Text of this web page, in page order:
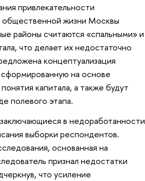
привлекательности
общественной жизни Москвы
районы считаются «спальными» и
что делает их недостаточно
концептуализация
на основе
капитала, а также будут
полевого этапа.
в недоработанности
выборки респондентов.
основанная на
признал недостатки
что усиление